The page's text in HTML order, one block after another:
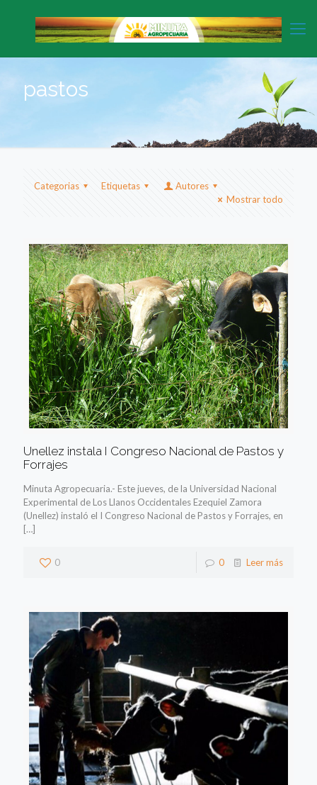
pastos
Categorias Etiquetas
Autores
Mostrar todo
Unellez instala I Congreso Nacional de Pastos y
Forrajes
Minuta Agropecuaria.- Este jueves, de la Universidad Nacional
Experimental de Los Llanos Occidentales Ezequiel Zamora
(Unellez) instaló el I Congreso Nacional de Pastos y Forrajes, en
[…]
0 0 Leer más